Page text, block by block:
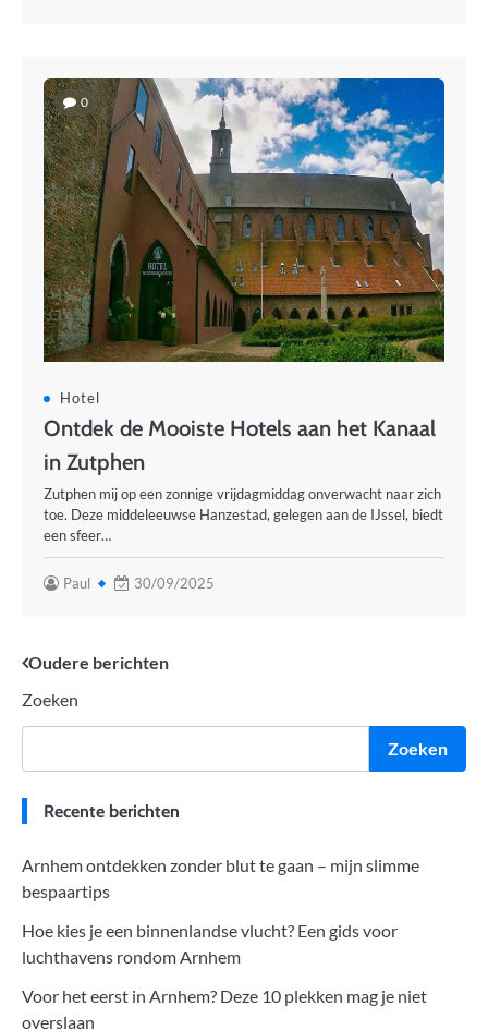
0
Hotel
Ontdek de Mooiste Hotels aan het Kanaal
in Zutphen
Zutphen mij op een zonnige vrijdagmiddag onverwacht naar zich
toe. Deze middeleeuwse Hanzestad, gelegen aan de IJssel, biedt
een sfeer…
Paul 30/09/2025
Berichtennavigatie
Oudere berichten
Zoeken
Zoeken
Recente berichten
Arnhem ontdekken zonder blut te gaan – mijn slimme
bespaartips
Hoe kies je een binnenlandse vlucht? Een gids voor
luchthavens rondom Arnhem
Voor het eerst in Arnhem? Deze 10 plekken mag je niet
overslaan